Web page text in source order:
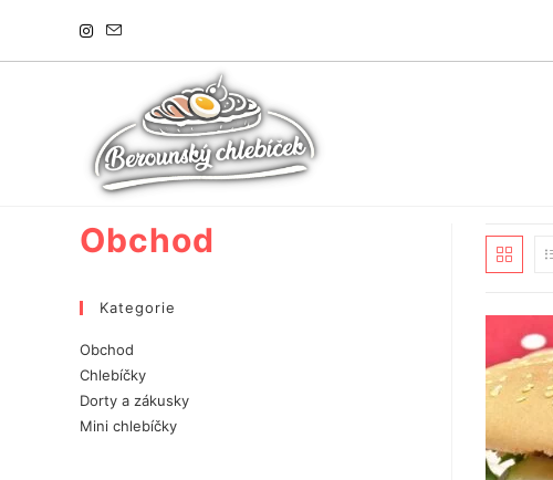
obsahu
Obchod
Kategorie
Obchod
Chlebíčky
Dorty a zákusky
Mini chlebíčky